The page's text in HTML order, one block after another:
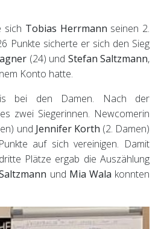
sich Tobias Herrmann seinen 2.
Punkte sicherte er sich den Sieg
(24) und Stefan Saltzmann,
Konto hatte.
bei den Damen. Nach der
zwei Siegerinnen. Newcomerin
und Jennifer Korth (2. Damen)
auf sich vereinigen. Damit
Plätze ergab die Auszählung
und Mia Wala konnten